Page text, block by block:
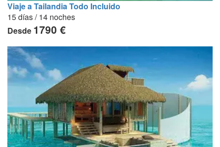
Viaje a Tailandia Todo Incluido
15 días / 14 noches
Desde 1790 €